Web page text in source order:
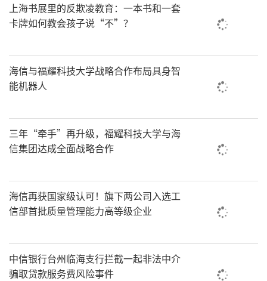
上海书展里的反欺凌教育：一本书和一套
卡牌如何教会孩子说“不”？
海信与福耀科技大学战略合作布局具身智
能机器人
三年“牵手”再升级，福耀科技大学与海
信集团达成全面战略合作
海信再获国家级认可！旗下两公司入选工
信部首批质量管理能力高等级企业
中信银行台州临海支行拦截一起非法中介
骗取贷款服务费风险事件